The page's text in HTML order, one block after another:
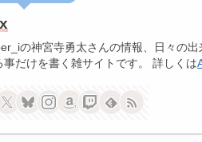
の神宮寺勇太さんの情報、日々の
事だけを書く雑サイトです。 詳しくは